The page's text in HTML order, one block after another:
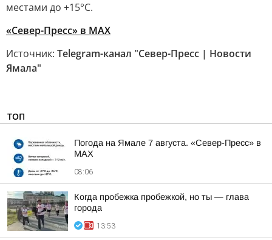
местами до +15°C.
«Север-Пресс» в MAX
Источник: Telegram-канал "Север-Пресс | Новости
Ямала"
ТОП
Погода на Ямале 7 августа. «Север-Пресс» в
MAX
08:06
Когда пробежка пробежкой, но ты — глава
города
13:53